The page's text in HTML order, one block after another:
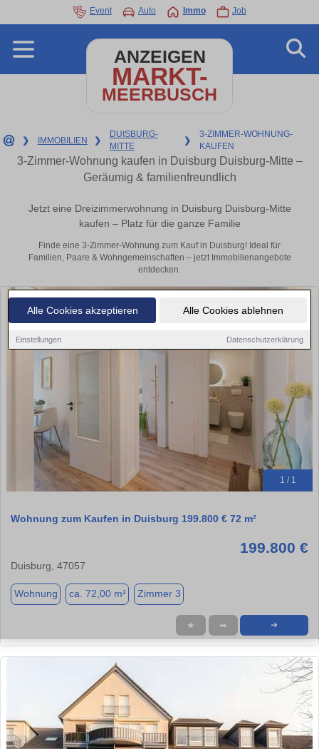
Alle Cookies akzeptieren Alle Cookies ablehnen
Einstellungen Datenschutzerklärung
Event Auto Immo Job
ANZEIGEN
MARKT-
MEERBUSCH
❯ IMMOBILIEN ❯
DUISBURG-
MITTE
❯
3-ZIMMER-WOHNUNG-
KAUFEN
3-Zimmer-Wohnung kaufen in Duisburg Duisburg-Mitte –
Geräumig & familienfreundlich
Jetzt eine Dreizimmerwohnung in Duisburg Duisburg-Mitte
kaufen – Platz für die ganze Familie
Finde eine 3-Zimmer-Wohnung zum Kauf in Duisburg! Ideal für
Familien, Paare & Wohngemeinschaften – jetzt Immobilienangebote
entdecken.
1 / 1
Wohnung zum Kaufen in Duisburg 199.800 € 72 m²
199.800 €
Duisburg, 47057
Wohnung ca. 72,00 m² Zimmer 3
★ ➦ ➜